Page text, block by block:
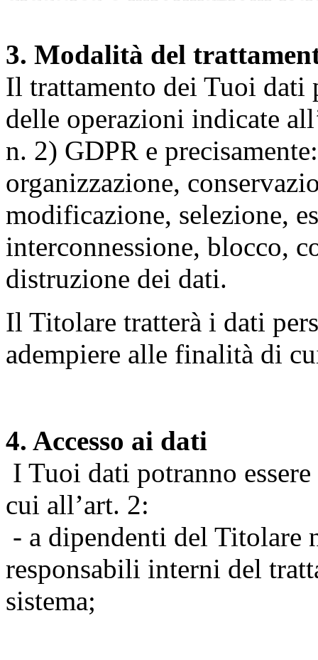
3. Modalità del
Il trattamento dei Tuoi dati
delle operazioni indicate
n. 2) GDPR e
organizzazione,
modificazione, selezione,
interconnessione, blocco,
distruzione dei dati.
Il Titolare tratterà i dati
adempiere alle finalità di
4. Accesso ai dati
I Tuoi dati potranno
cui all’art. 2:
- a dipendenti del Titolare
responsabili interni del
sistema;